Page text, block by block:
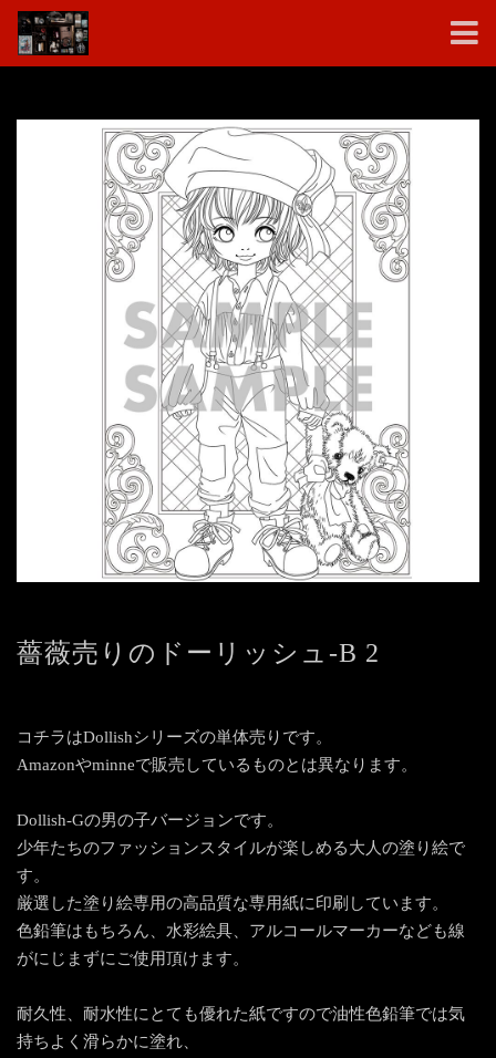
薔薇売りのドーリッシュ-B 2
コチラはDollishシリーズの単体売りです。
Amazonやminneで販売しているものとは異なります。
Dollish-Gの男の子バージョンです。
少年たちのファッションスタイルが楽しめる大人の塗り絵で
す。
厳選した塗り絵専用の高品質な専用紙に印刷しています。
色鉛筆はもちろん、水彩絵具、アルコールマーカーなども線
がにじまずにご使用頂けます。
耐久性、耐水性にとても優れた紙ですので油性色鉛筆では気
持ちよく滑らかに塗れ、